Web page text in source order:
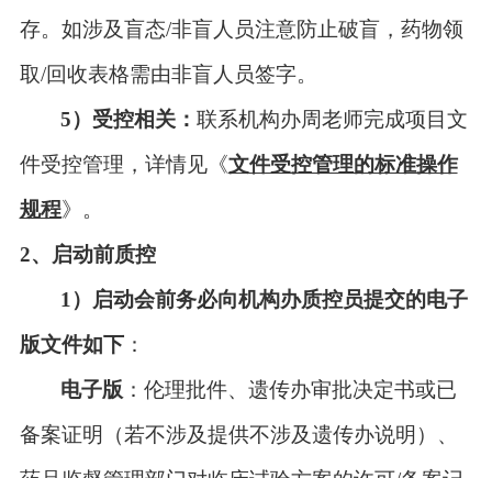
存。如涉及盲态/非盲人员注意防止破盲，药物领
取/回收表格需由非盲人员签字。
5） 受控相关： 联系机构办周老师完成项目文
件受控管理 ， 详情见《文件受控管理的标准操作
规程》 。
2、
启动前质控
1 ） 启动会前务必向机构办质控员提交的电子
版文件如下：
电子版 ：伦理批件、遗传办审批决定书或已
备案证明（若不涉及提供不涉及遗传办说明）、